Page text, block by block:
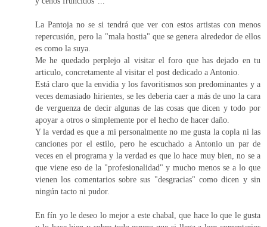
La Pantoja no se si tendrá que ver con estos artistas con menos
repercusión, pero la "mala hostia" que se genera alrededor de ellos
es como la suya.
Me he quedado perplejo al visitar el foro que has dejado en tu
articulo, concretamente al visitar el post dedicado a Antonio.
Está claro que la envidia y los favoritismos son predominantes y a
veces demasiado hirientes, se les deberia caer a más de uno la cara
de verguenza de decir algunas de las cosas que dicen y todo por
apoyar a otros o simplemente por el hecho de hacer daño.
Y la verdad es que a mi personalmente no me gusta la copla ni las
canciones por el estilo, pero he escuchado a Antonio un par de
veces en el programa y la verdad es que lo hace muy bien, no se a
que viene eso de la "profesionalidad" y mucho menos se a lo que
vienen los comentarios sobre sus "desgracias" como dicen y sin
ningún tacto ni pudor.
En fín yo le deseo lo mejor a este chabal, que hace lo que le gusta